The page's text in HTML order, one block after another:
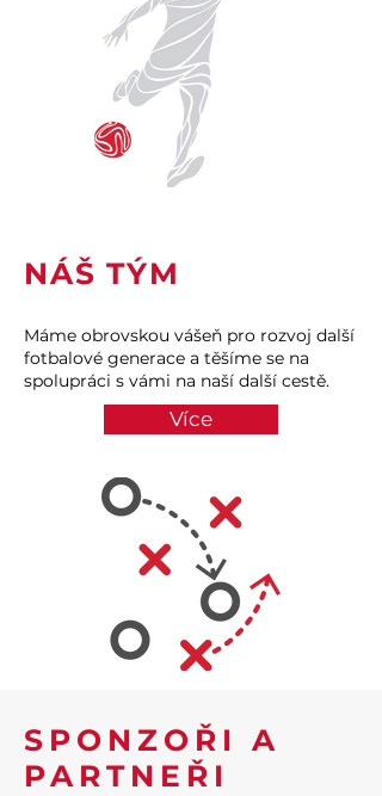
NÁŠ TÝM
Máme obrovskou vášeň pro rozvoj další
fotbalové generace a těšíme se na
spolupráci s vámi na naší další cestě.
Více
SPONZOŘI A
PARTNEŘI